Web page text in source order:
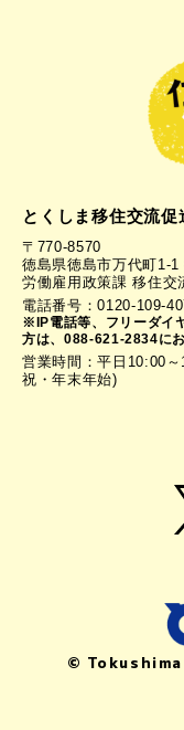
とくしま移住交流促
〒770-8570
徳島県徳島市万代町1-
労働雇用政策課 移住交
電話番号：0120-109-
※IP電話等、フリーダイ
方は、088-621-2834に
営業時間：平日10:00～
祝・年末年始)
©